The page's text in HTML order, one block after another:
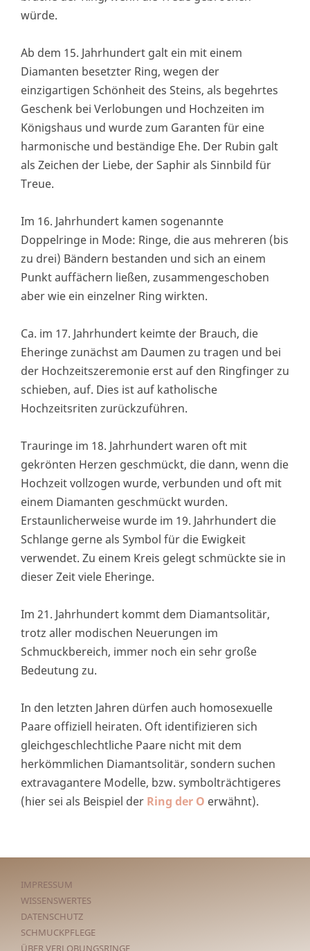
würde.
Ab dem 15. Jahrhundert galt ein mit einem
Diamanten besetzter Ring, wegen der
einzigartigen Schönheit des Steins, als begehrtes
Geschenk bei Verlobungen und Hochzeiten im
Königshaus und wurde zum Garanten für eine
harmonische und beständige Ehe. Der Rubin galt
als Zeichen der Liebe, der Saphir als Sinnbild für
Treue.
Im 16. Jahrhundert kamen sogenannte
Doppelringe in Mode: Ringe, die aus mehreren (bis
zu drei) Bändern bestanden und sich an einem
Punkt auffächern ließen, zusammengeschoben
aber wie ein einzelner Ring wirkten.
Ca. im 17. Jahrhundert keimte der Brauch, die
Eheringe zunächst am Daumen zu tragen und bei
der Hochzeitszeremonie erst auf den Ringfinger zu
schieben, auf. Dies ist auf katholische
Hochzeitsriten zurückzuführen.
Trauringe im 18. Jahrhundert waren oft mit
gekrönten Herzen geschmückt, die dann, wenn die
Hochzeit vollzogen wurde, verbunden und oft mit
einem Diamanten geschmückt wurden.
Erstaunlicherweise wurde im 19. Jahrhundert die
Schlange gerne als Symbol für die Ewigkeit
verwendet. Zu einem Kreis gelegt schmückte sie in
dieser Zeit viele Eheringe.
Im 21. Jahrhundert kommt dem Diamantsolitär,
trotz aller modischen Neuerungen im
Schmuckbereich, immer noch ein sehr große
Bedeutung zu.
In den letzten Jahren dürfen auch homosexuelle
Paare offiziell heiraten. Oft identifizieren sich
gleichgeschlechtliche Paare nicht mit dem
herkömmlichen Diamantsolitär, sondern suchen
extravagantere Modelle, bzw. symbolträchtigeres
(hier sei als Beispiel der Ring der O erwähnt).
IMPRESSUM
WISSENSWERTES
DATENSCHUTZ
SCHMUCKPFLEGE
ÜBER VERLOBUNGSRINGE